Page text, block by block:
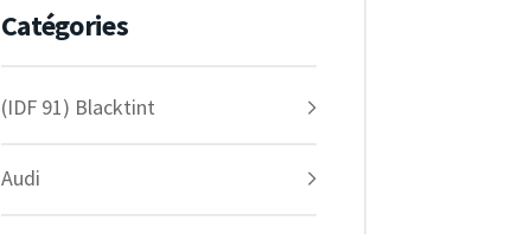
Catégories
(IDF 91) Blacktint
Audi